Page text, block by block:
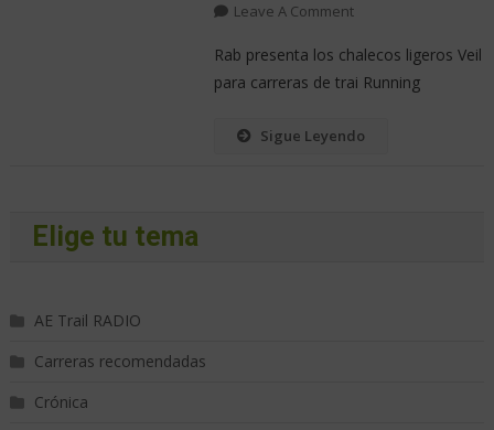
Leave A Comment
Rab presenta los chalecos ligeros Veil
para carreras de trai Running
Sigue Leyendo
Elige tu tema
AE Trail RADIO
Carreras recomendadas
Crónica